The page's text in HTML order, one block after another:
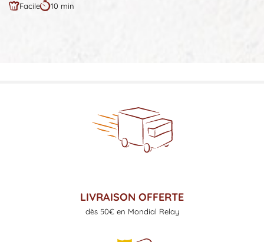
Difficulté
Facile
Durée
10 min
LIVRAISON OFFERTE
dès 50€ en Mondial Relay